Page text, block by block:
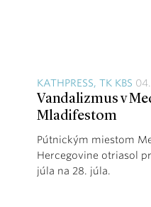
KATHPRESS, TK KBS
Vandalizmus v
Mladifestom
Pútnickým miestom
Hercegovine otriasol
júla na 28. júla.